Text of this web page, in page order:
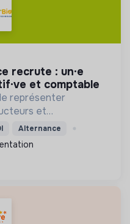
et comptable
représenter
et
SUD auprès des
les produits BIO et
Alternance